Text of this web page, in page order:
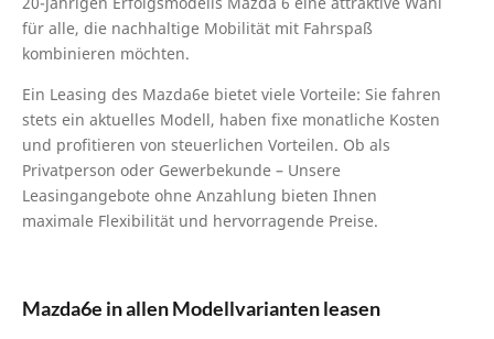
für alle, die nachhaltige Mobilität mit Fahrspaß
kombinieren möchten.
Ein Leasing des Mazda6e bietet viele Vorteile: Sie fahren
stets ein aktuelles Modell, haben fixe monatliche Kosten
und profitieren von steuerlichen Vorteilen. Ob als
Privatperson oder Gewerbekunde – Unsere
Leasingangebote ohne Anzahlung bieten Ihnen
maximale Flexibilität und hervorragende Preise.
Mazda6e in allen Modellvarianten leasen